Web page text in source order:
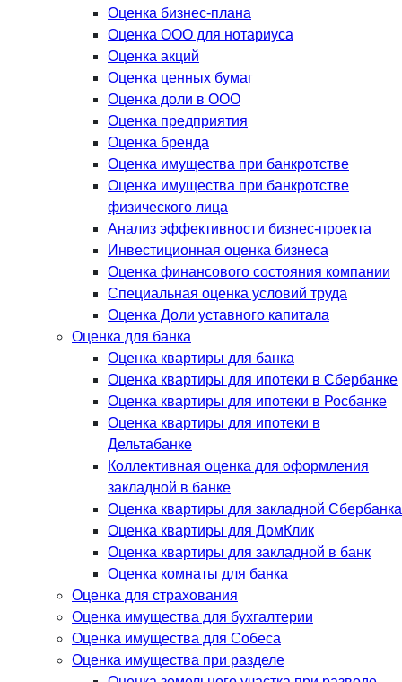
Оценка бизнес-плана
Оценка ООО для нотариуса
Оценка акций
Оценка ценных бумаг
Оценка доли в ООО
Оценка предприятия
Оценка бренда
Оценка имущества при банкротстве
Оценка имущества при банкротстве
физического лица
Анализ эффективности бизнес-проекта
Инвестиционная оценка бизнеса
Оценка финансового состояния компании
Специальная оценка условий труда
Оценка Доли уставного капитала
Оценка для банка
Оценка квартиры для банка
Оценка квартиры для ипотеки в Сбербанке
Оценка квартиры для ипотеки в Росбанке
Оценка квартиры для ипотеки в
Дельтабанке
Коллективная оценка для оформления
закладной в банке
Оценка квартиры для закладной Сбербанка
Оценка квартиры для ДомКлик
Оценка квартиры для закладной в банк
Оценка комнаты для банка
Оценка для страхования
Оценка имущества для бухгалтерии
Оценка имущества для Собеса
Оценка имущества при разделе